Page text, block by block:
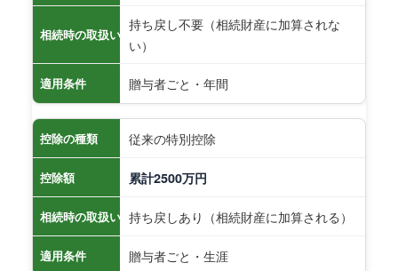
相続時の取扱い
持ち戻し不要（相続財産に加算されな
い）
適用条件 贈与者ごと・年間
控除の種類 従来の特別控除
控除額 累計2500万円
相続時の取扱い 持ち戻しあり（相続財産に加算される）
適用条件 贈与者ごと・生涯